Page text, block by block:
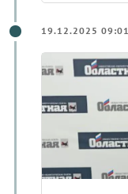
19.12.2025 09:01